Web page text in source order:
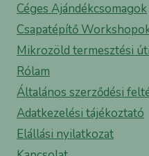
Céges Ajándékcsomagok
Csapatépítő
Mikrozöld termesztési
Rólam
Általános szerződési
Adatkezelési tájékoztató
Elállási nyilatkozat